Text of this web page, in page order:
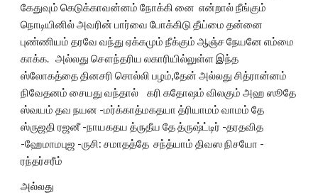
கேதுவும் கெடுக்காவன்னம் நோக்கி னை  என்றால் நீங்கும்
நொடியினில் அவரின் பார்வை போக்கிடு தீய்மை தன்னை
புண்ணியம் தரவே வந்து ஏக்கமும் நீக்கும் ஆஞ்ச நேயனே எம்மை
காக்க.   அல்லது சௌந்தரிய லகாரியில்லுள்ள இந்த
ஸ்லோகத்தை தினசரி சொல்லி பழம்,தேன் அல்லது சித்ரான்னம்
நிவேதனம் சையது வந்தால்    கரி கதோஷம் விலகும் அஹ ஸூதே
ஸ்வயம் தவ நயன -மர்க்காத்மகதயா த்ரியாமம் வாமம் தே
ஸ்ருஜதி ரஜனீ -நாயகதய த்ருதீய தே த்ருஷ்ட்டிர் -தரதவித
-ஹேமாமபுஜ -ருசி: சமாதத்தே  சந்த்யாம் திவஸ நிசயோ -
ரந்தர்சரீம்
அல்லது